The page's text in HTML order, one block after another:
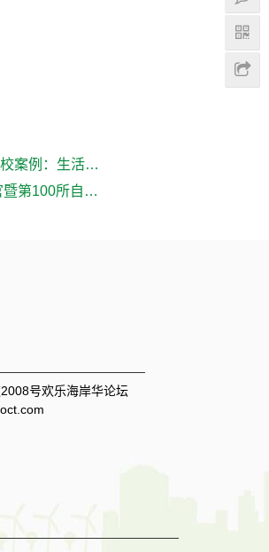
自然学校试点 | 洋湖沃野自然学校案例：生活污水的再生之旅
国家自然学校能力建设项目收官暨第100所自然学校授牌活动圆满举行
号欢乐海岸华论坛